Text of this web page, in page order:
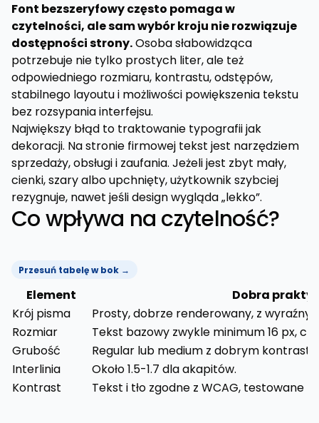
Font bezszeryfowy często pomaga w
czytelności, ale sam wybór kroju nie rozwiązuje
dostępności strony.Osoba słabowidząca
potrzebuje nie tylko prostych liter, ale też
odpowiedniego rozmiaru, kontrastu, odstępów,
stabilnego layoutu i możliwości powiększenia tekstu
bez rozsypania interfejsu.
Największy błąd to traktowanie typografii jak
dekoracji. Na stronie firmowej tekst jest narzędziem
sprzedaży, obsługi i zaufania. Jeżeli jest zbyt mały,
cienki, szary albo upchnięty, użytkownik szybciej
rezygnuje, nawet jeśli design wygląda „lekko”.
Co wpływa na czytelność?
Przesuń tabelę w bok →
Element
Dobra
Krój pisma
Prosty, dobrze renderowany, z
Rozmiar
Tekst bazowy zwykle minimum 16 px,
Grubość
Regular lub medium z dobrym
Interlinia
Około 1.5-1.7 dla akapitów.
Kontrast
Tekst i tło zgodne z WCAG, testowane